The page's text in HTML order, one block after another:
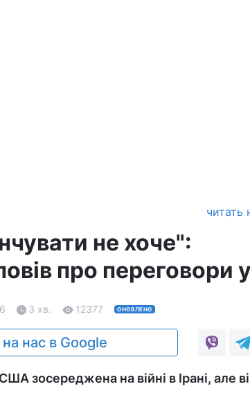
читать
не хоче":
про
3 хв. 12377 ОНОВЛЕНО
нас в Google
зосереджена на війні в Ірані, але